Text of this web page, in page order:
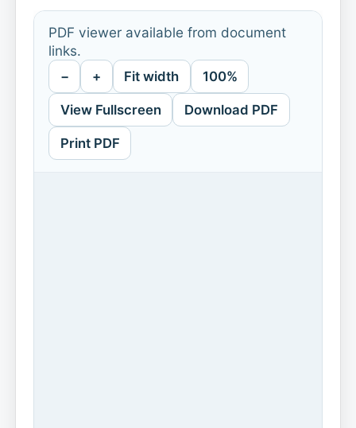
PDF viewer available from document
links.
− + Fit width 100%
View Fullscreen Download PDF
Print PDF